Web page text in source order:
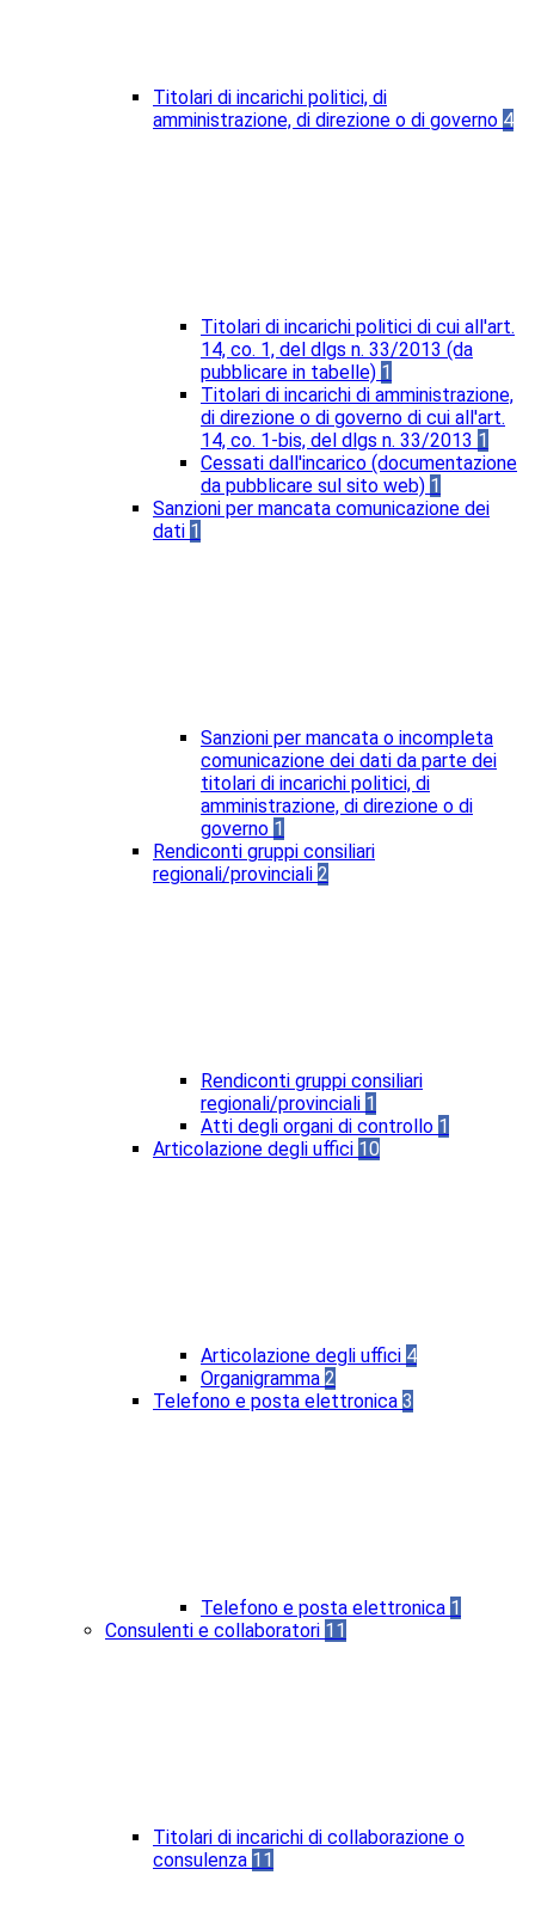
Titolari di incarichi politici, di
amministrazione, di direzione o di governo 4
Titolari di incarichi politici di cui all'art.
14, co. 1, del dlgs n. 33/2013 (da
pubblicare in tabelle) 1
Titolari di incarichi di amministrazione,
di direzione o di governo di cui all'art.
14, co. 1-bis, del dlgs n. 33/2013 1
Cessati dall'incarico (documentazione
da pubblicare sul sito web) 1
Sanzioni per mancata comunicazione dei
dati 1
Sanzioni per mancata o incompleta
comunicazione dei dati da parte dei
titolari di incarichi politici, di
amministrazione, di direzione o di
governo 1
Rendiconti gruppi consiliari
regionali/provinciali 2
Rendiconti gruppi consiliari
regionali/provinciali 1
Atti degli organi di controllo 1
Articolazione degli uffici 10
Articolazione degli uffici 4
Organigramma 2
Telefono e posta elettronica 3
Telefono e posta elettronica 1
Consulenti e collaboratori 11
Titolari di incarichi di collaborazione o
consulenza 11